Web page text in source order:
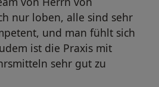
nur loben, alle sind sehr
und man fühlt sich
ist die Praxis mit
sehr gut zu